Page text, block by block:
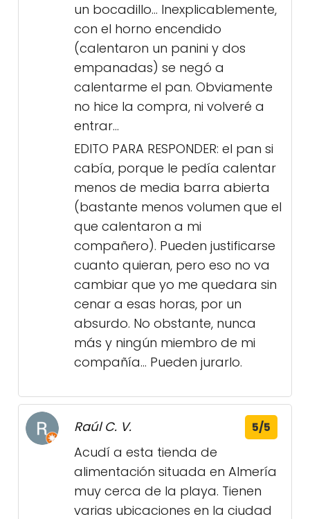
un bocadillo... Inexplicablemente,
con el horno encendido
(calentaron un panini y dos
empanadas) se negó a
calentarme el pan. Obviamente
no hice la compra, ni volveré a
entrar...
EDITO PARA RESPONDER: el pan si
cabía, porque le pedía calentar
menos de media barra abierta
(bastante menos volumen que el
que calentaron a mi
compañero). Pueden justificarse
cuanto quieran, pero eso no va
cambiar que yo me quedara sin
cenar a esas horas, por un
absurdo. No obstante, nunca
más y ningún miembro de mi
compañía... Pueden jurarlo.
Raúl C. V. 5/5
Acudí a esta tienda de
alimentación situada en Almería
muy cerca de la playa. Tienen
varias ubicaciones en la ciudad